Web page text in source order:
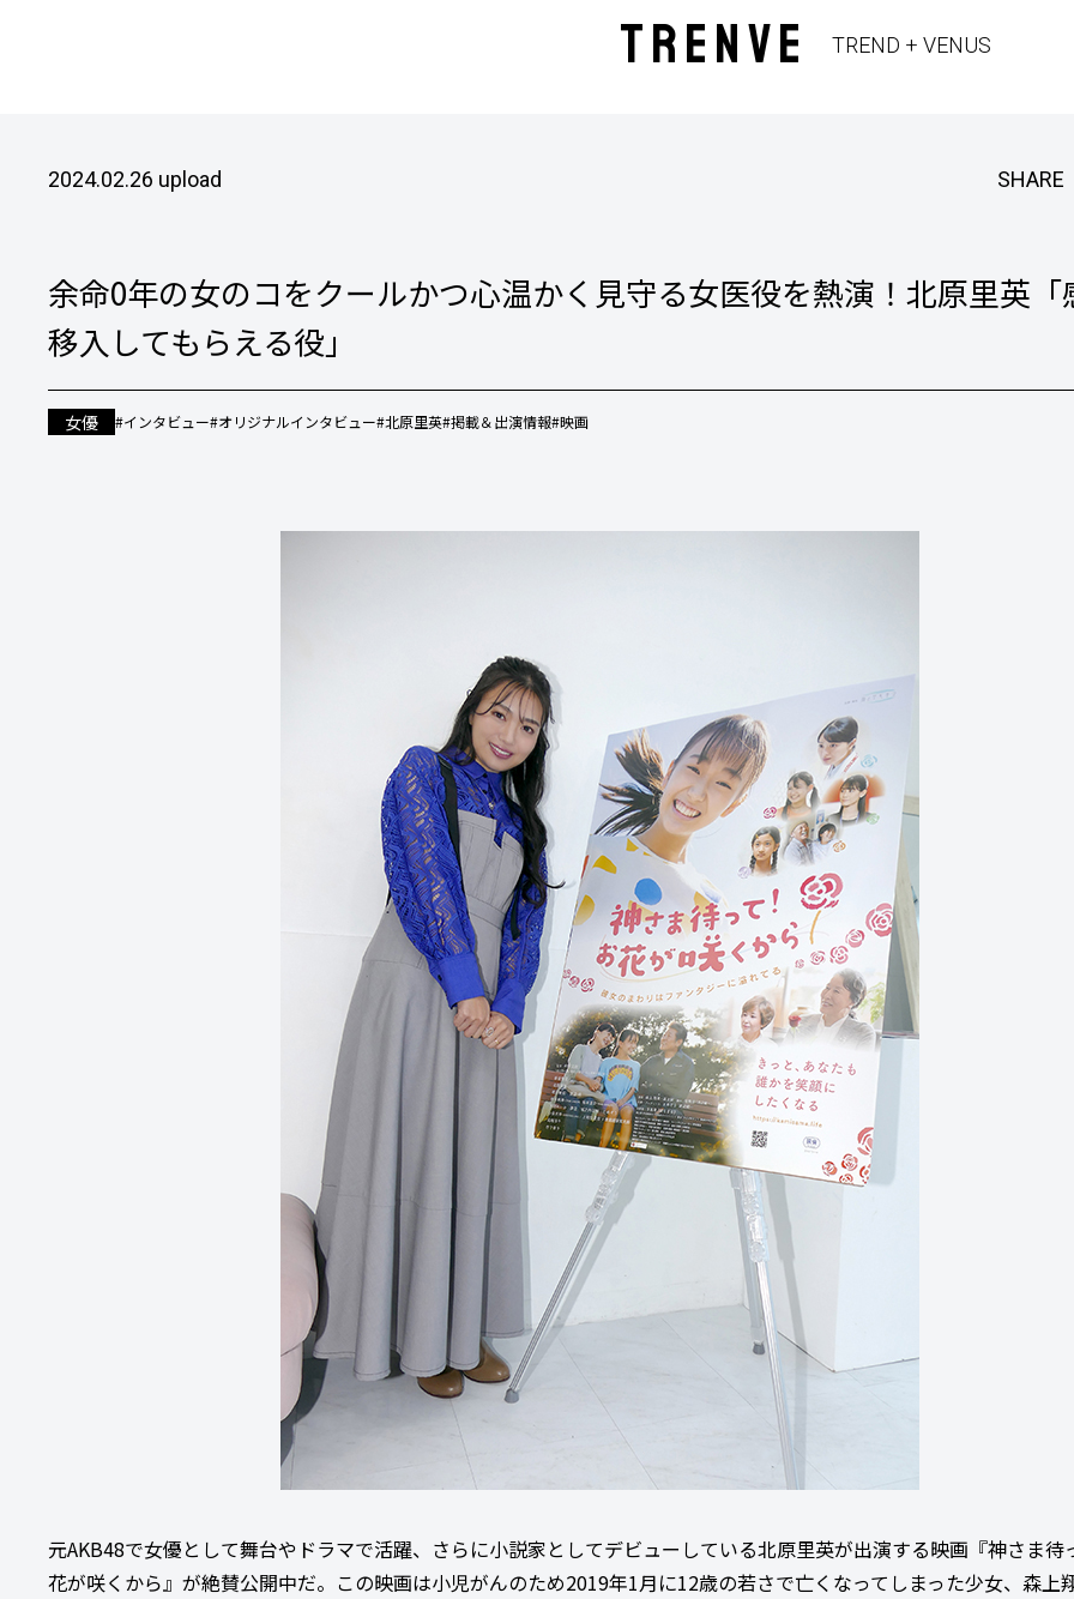
TRENVE TREND + VENUS
2024.02.26 upload SHARE
余命0年の女のコをクールかつ心温かく見守る女医役を熱演！北原里英「
移入してもらえる役」
女優 #インタビュー#オリジナルインタビュー#北原里英#掲載＆出演情報#映画
元AKB48で女優として舞台やドラマで活躍、さらに小説家としてデビューしている北原里英が出演する映画『神さま待
花が咲くから』が絶賛公開中だ。この映画は小児がんのため2019年1月に12歳の若さで亡くなってしまった少女、森上